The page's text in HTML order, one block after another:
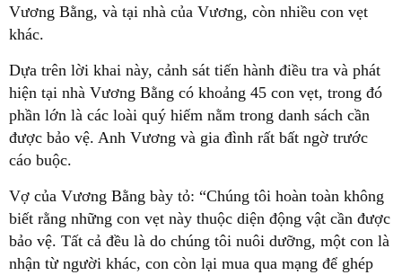
Vương Bằng, và tại nhà của Vương, còn nhiều con vẹt
khác.
Dựa trên lời khai này, cảnh sát tiến hành điều tra và phát
hiện tại nhà Vương Bằng có khoảng 45 con vẹt, trong đó
phần lớn là các loài quý hiếm nằm trong danh sách cần
được bảo vệ. Anh Vương và gia đình rất bất ngờ trước
cáo buộc.
Vợ của Vương Bằng bày tỏ: “Chúng tôi hoàn toàn không
biết rằng những con vẹt này thuộc diện động vật cần được
bảo vệ. Tất cả đều là do chúng tôi nuôi dưỡng, một con là
nhận từ người khác, con còn lại mua qua mạng để ghép